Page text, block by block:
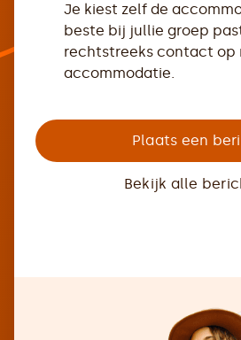
Je kiest zelf de
beste bij jullie groep
rechtstreeks contact op
accommodatie.
Plaats een
Bekijk alle